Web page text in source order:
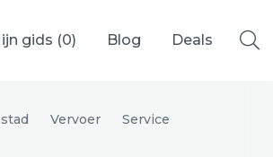
gids (0) Blog Deals
Vervoer Service